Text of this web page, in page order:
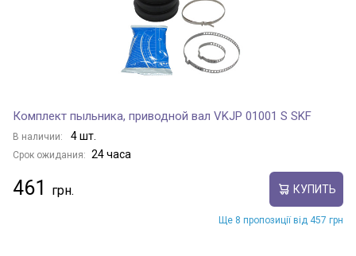
Комплект пыльника, приводной вал VKJP 01001 S SKF
В наличии: 4 шт.
Срок ожидания: 24 часа
461 КУПИТЬ
Ще 8 пропозиції від 457 грн